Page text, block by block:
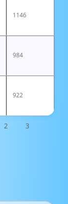
1146
984
922
2 3